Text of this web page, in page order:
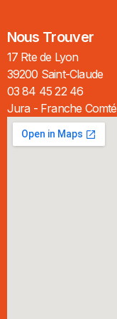
Nous Trouver
17 Rte de Lyon
39200 Saint-Claude
03 84 45 22 46
Jura - Franche Comté